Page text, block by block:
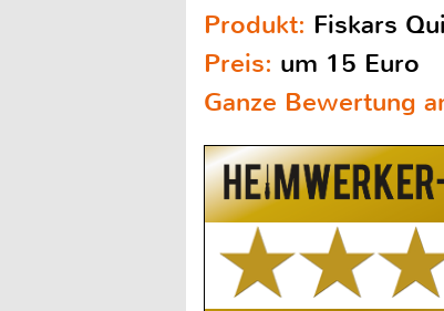
Produkt: Fiskars
Preis: um 15 Euro
Ganze Bewertung